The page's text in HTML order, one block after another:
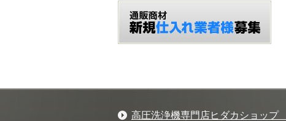
高圧洗浄機専門店ヒダカショッ